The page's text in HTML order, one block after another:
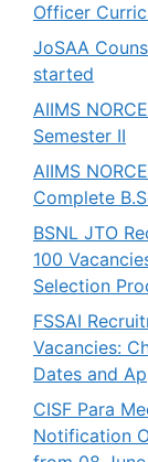
Officer
JoSAA
started
AIIMS
Semester II
AIIMS
Complete
BSNL JTO
100
Selection
FSSAI
Vacancies:
Dates and
CISF Para
Notification